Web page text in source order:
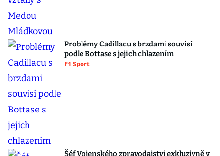
Problémy Cadillacu s brzdami souvisí
podle Bottase s jejich chlazením
F1 Sport
Šéf Vojenského zpravodajství exkluzivně v